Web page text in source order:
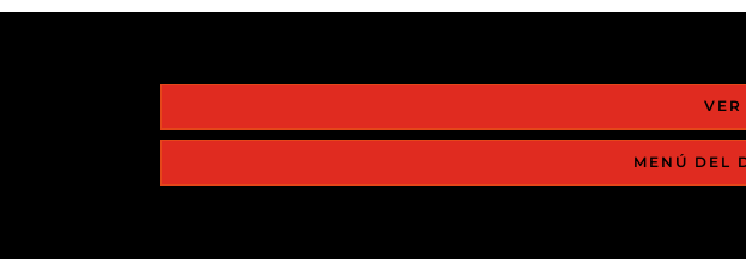
VER
MENÚ DEL